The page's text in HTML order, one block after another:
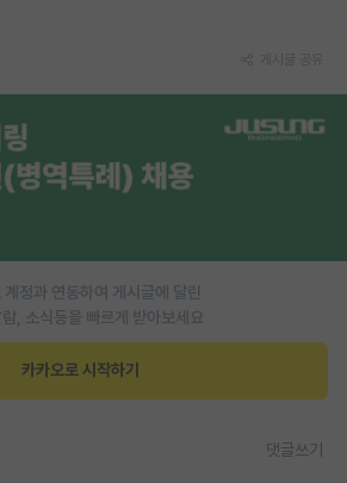
계정과 연동하여 게시글에 달린
, 소식등을 빠르게 받아보세요
카카오로 시작하기
댓글쓰기